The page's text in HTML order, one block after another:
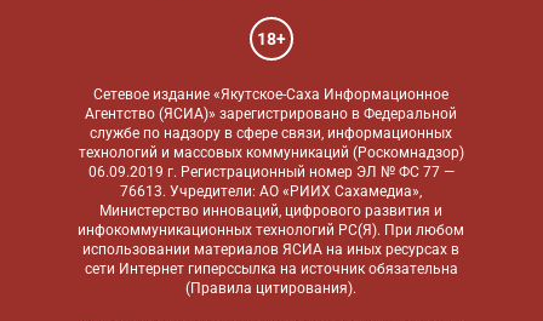
18+
Сетевое издание «Якутское-Саха Информационное
Агентство (ЯСИА)» зарегистрировано в Федеральной
службе по надзору в сфере связи, информационных
технологий и массовых коммуникаций (Роскомнадзор)
06.09.2019 г. Регистрационный номер ЭЛ № ФС 77 —
76613. Учредители: АО «РИИХ Сахамедиа»,
Министерство инноваций, цифрового развития и
инфокоммуникационных технологий РС(Я). При любом
использовании материалов ЯСИА на иных ресурсах в
сети Интернет гиперссылка на источник обязательна
(Правила цитирования).